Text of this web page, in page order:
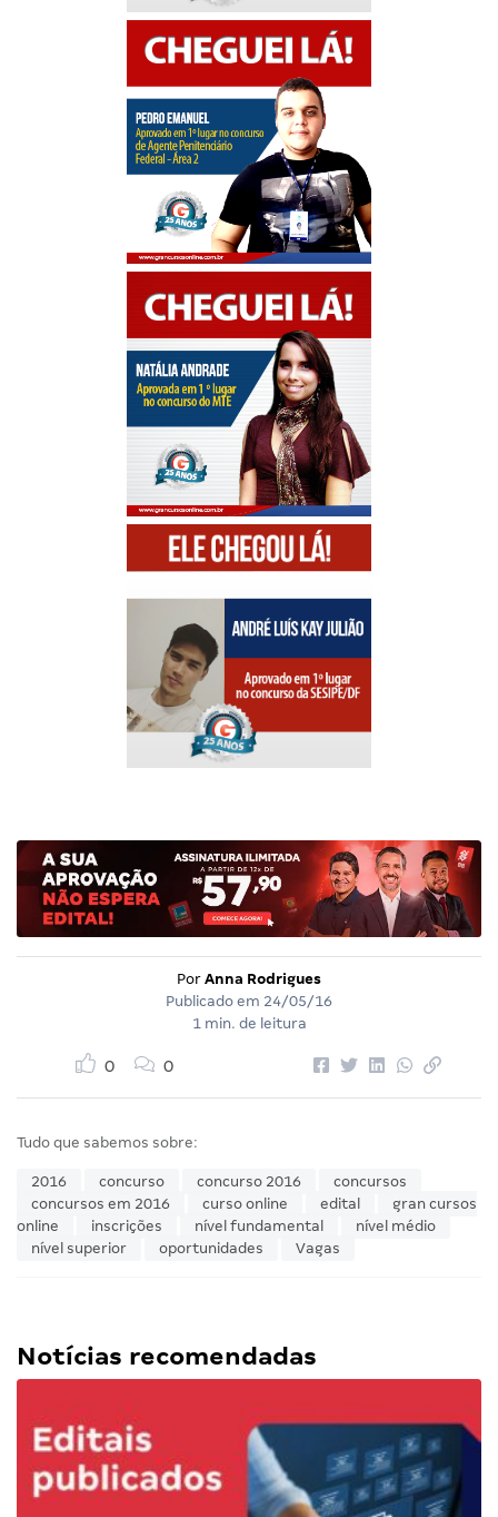
Por Anna Rodrigues
Publicado em 24/05/16
1 min. de leitura
0 0
Tudo que sabemos sobre:
2016 concurso concurso 2016
concursos
concursos em 2016
curso online edital
gran cursos
online
inscrições nível fundamental
nível médio
nível superior
oportunidades Vagas
Notícias recomendadas